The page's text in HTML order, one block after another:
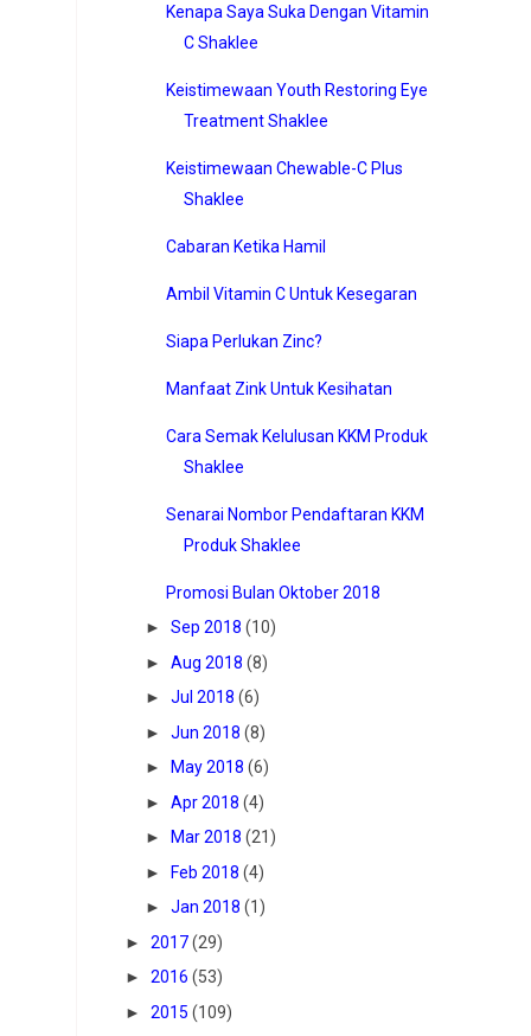
Kenapa Saya Suka Dengan Vitamin
C Shaklee
Keistimewaan Youth Restoring Eye
Treatment Shaklee
Keistimewaan Chewable-C Plus
Shaklee
Cabaran Ketika Hamil
Ambil Vitamin C Untuk Kesegaran
Siapa Perlukan Zinc?
Manfaat Zink Untuk Kesihatan
Cara Semak Kelulusan KKM Produk
Shaklee
Senarai Nombor Pendaftaran KKM
Produk Shaklee
Promosi Bulan Oktober 2018
► Sep 2018 (10)
► Aug 2018 (8)
► Jul 2018 (6)
► Jun 2018 (8)
►
May 2018 (6)
► Apr 2018 (4)
►
Mar 2018 (21)
►
Feb 2018 (4)
► Jan 2018 (1)
► 2017(29)
► 2016 (53)
► 2015 (109)